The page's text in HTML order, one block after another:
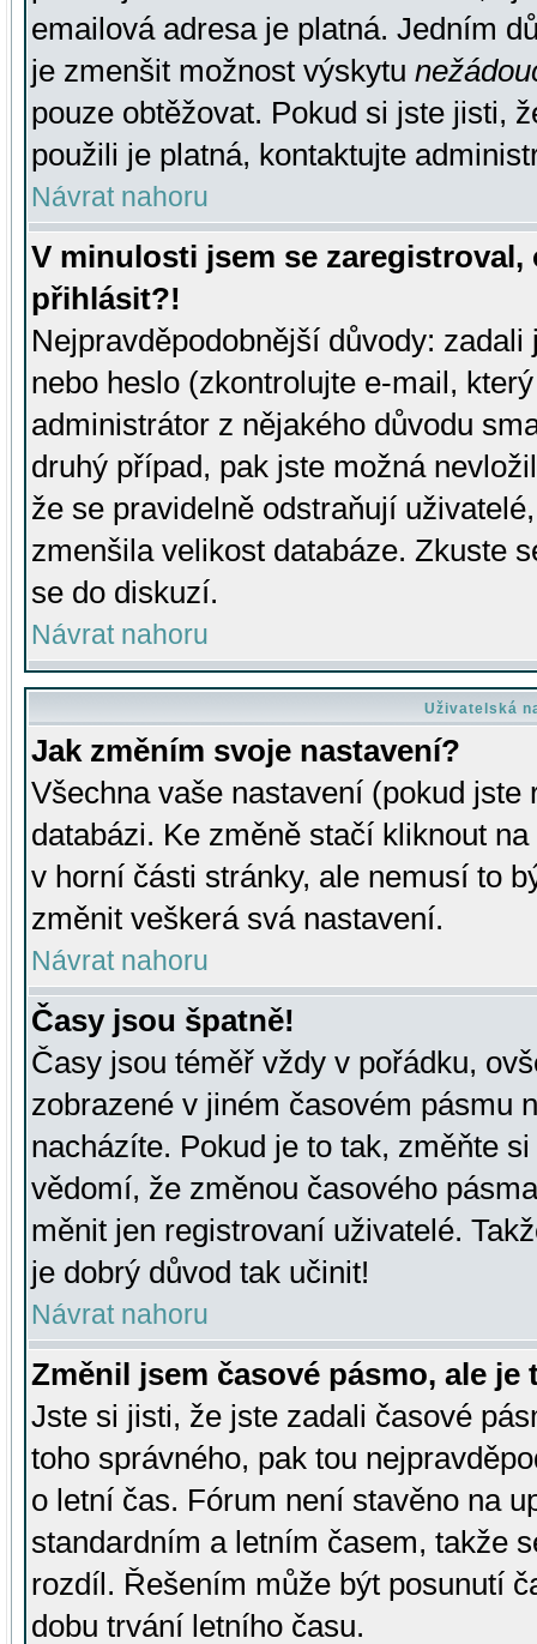
emailová adresa je platná. Jedním
je zmenšit možnost výskytu
pouze obtěžovat. Pokud si jste jisti,
použili je platná, kontaktujte
Návrat nahoru
V minulosti jsem se
přihlásit?!
Nejpravděpodobnější důvody:
nebo heslo (zkontrolujte e-mail,
administrátor z nějakého důvodu
druhý případ, pak jste možná
že se pravidelně odstraňují
zmenšila velikost databáze. Zkuste
se do diskuzí.
Návrat nahoru
Uživatelská
Jak změním svoje nastavení?
Všechna vaše nastavení (pokud
databázi. Ke změně stačí kliknout
v horní části stránky, ale nemusí to
změnit veškerá svá nastavení.
Návrat nahoru
Časy jsou špatně!
Časy jsou téměř vždy v pořádku,
zobrazené v jiném časovém pásmu
nacházíte. Pokud je to tak, změňte
vědomí, že změnou časového
měnit jen registrovaní uživatelé.
je dobrý důvod tak učinit!
Návrat nahoru
Změnil jsem časové pásmo, ale je
Jste si jisti, že jste zadali časové
toho správného, pak tou
o letní čas. Fórum není stavěno na
standardním a letním časem, takže
rozdíl. Řešením může být posunutí
dobu trvání letního času.